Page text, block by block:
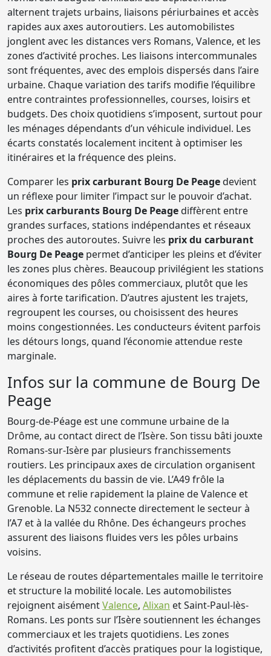
alternent trajets urbains, liaisons périurbaines et accès
rapides aux axes autoroutiers. Les automobilistes
jonglent avec les distances vers Romans, Valence, et les
zones d’activité proches. Les liaisons intercommunales
sont fréquentes, avec des emplois dispersés dans l’aire
urbaine. Chaque variation des tarifs modifie l’équilibre
entre contraintes professionnelles, courses, loisirs et
budgets. Des choix quotidiens s’imposent, surtout pour
les ménages dépendants d’un véhicule individuel. Les
écarts constatés localement incitent à optimiser les
itinéraires et la fréquence des pleins.
Comparer les prix carburant Bourg De Peagedevient
un réflexe pour limiter l’impact sur le pouvoir d’achat.
Les prix carburants Bourg De Peagediffèrent entre
grandes surfaces, stations indépendantes et réseaux
proches des autoroutes. Suivre les prix du carburant
Bourg De Peage permet d’anticiper les pleins et d’éviter
les zones plus chères. Beaucoup privilégient les stations
économiques des pôles commerciaux, plutôt que les
aires à forte tarification. D’autres ajustent les trajets,
regroupent les courses, ou choisissent des heures
moins congestionnées. Les conducteurs évitent parfois
les détours longs, quand l’économie attendue reste
marginale.
Infos sur la commune de Bourg De
Peage
Bourg-de-Péage est une commune urbaine de la
Drôme, au contact direct de l’Isère. Son tissu bâti jouxte
Romans-sur-Isère par plusieurs franchissements
routiers. Les principaux axes de circulation organisent
les déplacements du bassin de vie. L’A49 frôle la
commune et relie rapidement la plaine de Valence et
Grenoble. La N532 connecte directement le secteur à
l’A7 et à la vallée du Rhône. Des échangeurs proches
assurent des liaisons fluides vers les pôles urbains
voisins.
Le réseau de routes départementales maille le territoire
et structure la mobilité locale. Les automobilistes
rejoignent aisémentValence, Alixan et Saint-Paul-lès-
Romans. Les ponts sur l’Isère soutiennent les échanges
commerciaux et les trajets quotidiens. Les zones
d’activités profitent d’accès pratiques pour la logistique,